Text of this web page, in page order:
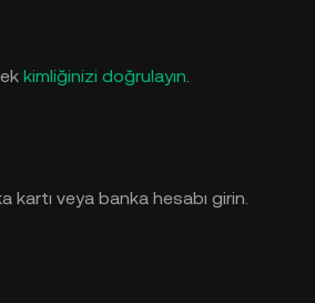
kimliğinizi doğrulayın.
kartı veya banka hesabı girin.